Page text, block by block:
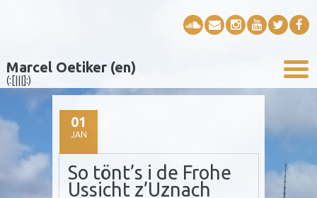
Marcel Oetiker (en)
(:[|||]:)
01
JAN
So tönt’s i de Frohe
Ussicht z’Uznach